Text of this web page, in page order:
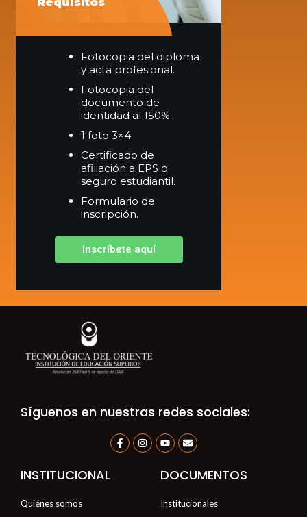
Fotocopia del diploma
y acta profesional.
Fotocopia del
documento de
identidad al 150%.
1 foto 3×4
Certificado de
afiliación a EPS o
seguro estudiantil.
Formulario de
inscripción.
Inscríbete aquí
Síguenos en nuestras redes sociales:
F
a
c
I
n
s
Y
o
u
u
E
n
v
l
e
INSTITUCIONAL
Quiénes somos
DOCUMENTOS
Institucionales